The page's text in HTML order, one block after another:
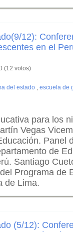
12):
en el
(12 votos)
del estado , escuela de
para los
Vegas
Panel
de
Santiago
Programa de
de Lima.
(5/12):